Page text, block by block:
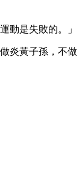
動是失敗的。」
炎黃子孫，不做